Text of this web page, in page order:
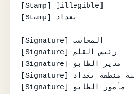
[Stamp] ⟦illegible⟧
[Stamp] بغداد
[Signature] المحاسب
[Signature] رئيس القلم
[Signature] مدير الطابو
[Signature] مدير مالية منطقة بغداد
[Signature] مأمور الطابو